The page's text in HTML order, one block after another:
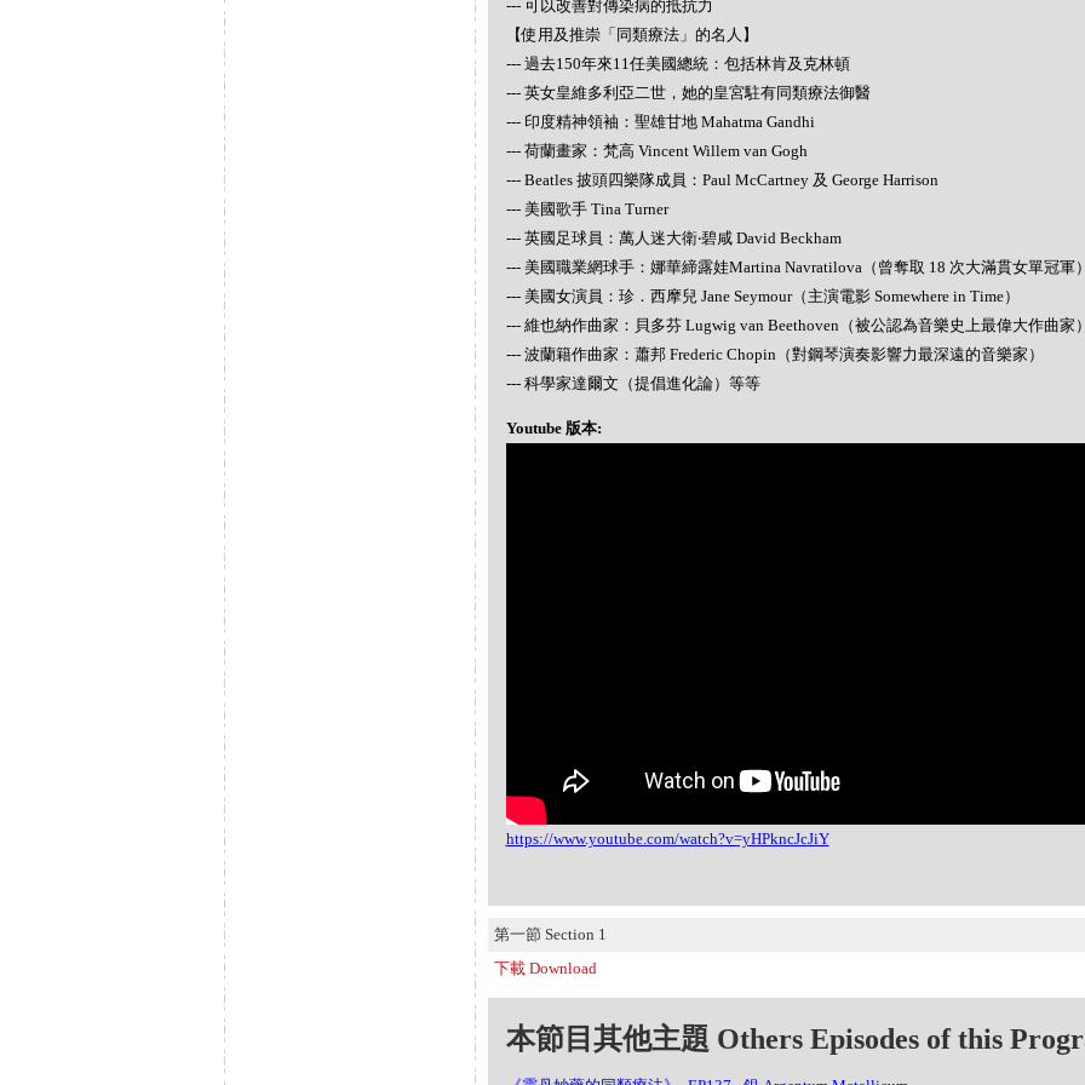
--- 可以改善對傳染病的抵抗力
【使用及推崇「同類療法」的名人】
--- 過去150年來11任美國總統：包括林肯及克林頓
--- 英女皇維多利亞二世，她的皇宮駐有同類療法御醫
--- 印度精神領袖：聖雄甘地 Mahatma Gandhi
--- 荷蘭畫家：梵高 Vincent Willem van Gogh
--- Beatles 披頭四樂隊成員：Paul McCartney 及 George Harrison
--- 美國歌手 Tina Turner
--- 英國足球員：萬人迷大衛‧碧咸 David Beckham
--- 美國職業網球手：娜華締露娃Martina Navratilova（曾奪取 18 次大滿貫女單冠軍
--- 美國女演員：珍．西摩兒 Jane Seymour（主演電影 Somewhere in Time）
--- 維也納作曲家：貝多芬 Lugwig van Beethoven（被公認為音樂史上最偉大作曲家
--- 波蘭籍作曲家：蕭邦 Frederic Chopin（對鋼琴演奏影響力最深遠的音樂家）
--- 科學家達爾文（提倡進化論）等等
Youtube 版本:
https://www.youtube.com/watch?v=yHPkncJcJiY
第一節 Section 1
下載 Download
本節目其他主題 Others Episodes of this